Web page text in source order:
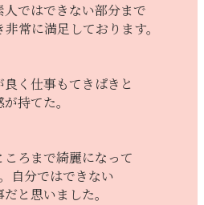
ではできない部分まで
常に満足しております。
く仕事もてきぱきと
持てた。
ろまで綺麗になって
自分ではできない
と思いました。